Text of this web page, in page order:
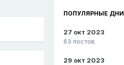
ПОПУЛЯРНЫЕ ДНИ
27 окт 2023
63 постов
29 окт 2023